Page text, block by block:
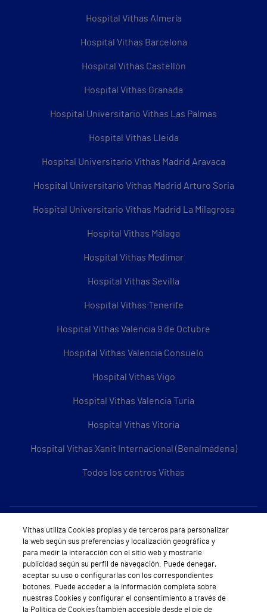
Hospital Vithas Almería
Hospital Vithas Barcelona
Hospital Vithas Castellón
Hospital Vithas Granada
Hospital Universitario Vithas Las Palmas
Hospital Vithas Lleida
Hospital Universitario Vithas Madrid Aravaca
Hospital Universitario Vithas Madrid Arturo Soria
Hospital Universitario Vithas Madrid La Milagrosa
Hospital Vithas Málaga
Hospital Vithas Medimar
Hospital Vithas Sevilla
Hospital Vithas Tenerife
Hospital Vithas Valencia 9 de Octubre
Hospital Vithas Valencia Consuelo
Hospital Vithas Vigo
Hospital Vithas Valencia Turia
Hospital Vithas Vitoria
Hospital Vithas Xanit Internacional (Benalmádena)
Todos los centros Vithas
Sobre Vithas
Quiénes somos
Trabajar en Vithas
Teléfono Cita Médica
Vithas utiliza Cookies propias y de terceros para personalizar
la web según sus preferencias y localización geográfica y
para medir la interacción con el sitio web y mostrarle
publicidad según su perfil de navegación. Puede denegar,
aceptar su uso o configurarlas con los correspondientes
botones. Puede acceder a la información completa sobre
nuestras Cookies y configurar el consentimiento a través de
la Política de Cookies (también accesible desde el pie de